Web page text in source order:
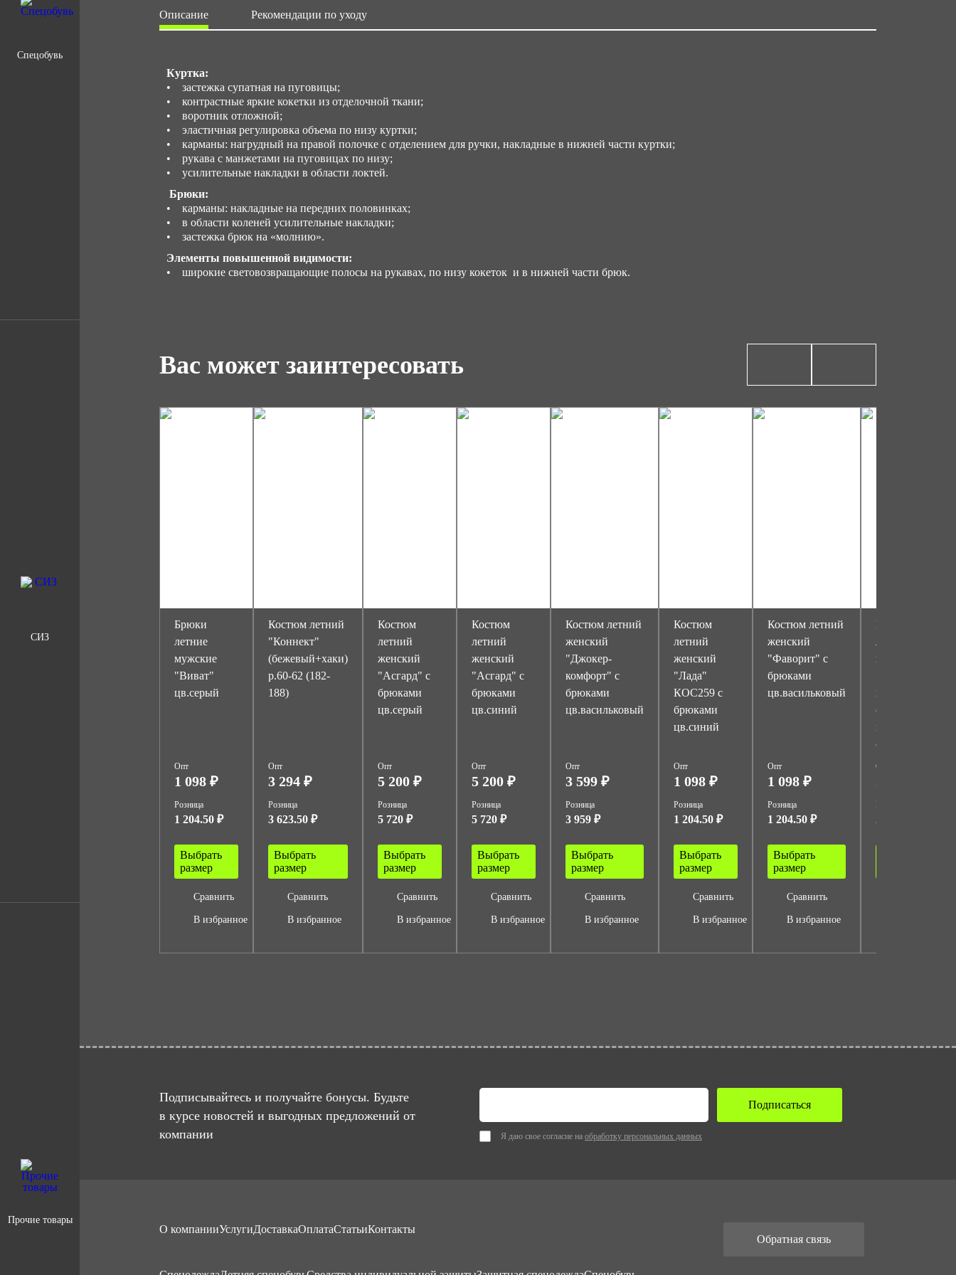
Спецобувь
СИЗ
Прочие товары
Описание Рекомендации по уходу
Куртка:
• застежка супатная на пуговицы;
• контрастные яркие кокетки из отделочной ткани;
• воротник отложной;
• эластичная регулировка объема по низу куртки;
• карманы: нагрудный на правой полочке с отделением для ручки, накладные в нижней части куртки;
• рукава с манжетами на пуговицах по низу;
• усилительные накладки в области локтей.
Брюки:
• карманы: накладные на передних половинках;
• в области коленей усилительные накладки;
• застежка брюк на «молнию».
Элементы повышенной видимости:
• широкие световозвращающие полосы на рукавах, по низу кокеток и в нижней части брюк.
Вас может заинтересовать
Брюки
летние
мужские
"Виват"
цв.серый
Опт
1 098 ₽
Розница
1 204.50 ₽
Выбрать
размер
Сравнить
В избранное
Костюм летний
"Коннект"
(бежевый+хаки)
р.60-62 (182-
188)
Опт
3 294 ₽
Розница
3 623.50 ₽
Выбрать
размер
Сравнить
В избранное
Костюм
летний
женский
"Асгард" с
брюками
цв.серый
Опт
5 200 ₽
Розница
5 720 ₽
Выбрать
размер
Сравнить
В избранное
Костюм
летний
женский
"Асгард" с
брюками
цв.синий
Опт
5 200 ₽
Розница
5 720 ₽
Выбрать
размер
Сравнить
В избранное
Костюм летний
женский
"Джокер-
комфорт" с
брюками
цв.васильковый
Опт
3 599 ₽
Розница
3 959 ₽
Выбрать
размер
Сравнить
В избранное
Костюм
летний
женский
"Лада"
КОС259 с
брюками
цв.синий
Опт
1 098 ₽
Розница
1 204.50 ₽
Выбрать
размер
Сравнить
В избранное
Костюм летний
женский
"Фаворит" с
брюками
цв.васильковый
Опт
1 098 ₽
Розница
1 204.50 ₽
Выбрать
размер
Сравнить
В избранное
Костюм
летний
мужской
п/к цв.синий
с
васильковой
отделкой
Опт
2 318 ₽
Розница
2 550 ₽
Подписывайтесь и получайте бонусы. Будьте
в курсе новостей и выгодных предложений от
компании
Я даю свое согласие на обработку персональных данных
Подписаться
О компанииУслугиДоставкаОплатаСтатьиКонтакты
Обратная связь